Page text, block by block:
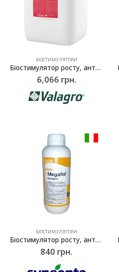
БІОСТИМУЛЯТОРИ
Біостимулятор росту, антистресант кореневої системи Віва (Viva), Valagro – 10 л
6,066 грн.
БІОСТИМУЛЯТОРИ
Біостимулятор росту, антистресант Мегафол (Megafol), Syngenta (Valagro) – 1 л
840 грн.